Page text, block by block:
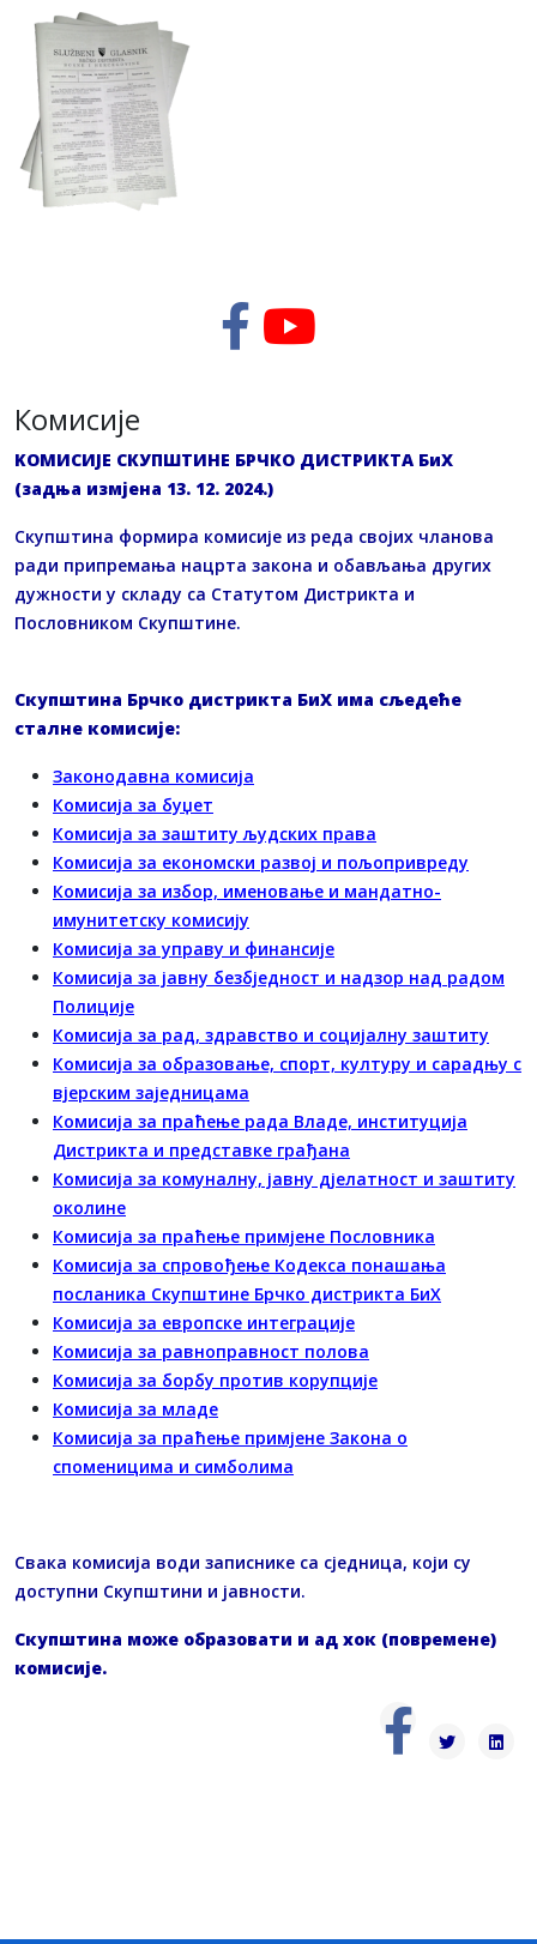
Комисије
KОМИСИЈЕ СКУПШТИНЕ БРЧКО ДИСТРИКТА БиХ
(задња измјена 13. 12. 2024.)
Скупштина формира комисије из реда својих чланова
ради припремања нацрта закона и обављања других
дужности у складу са Статутом Дистрикта и
Пословником Скупштине.
Скупштина Брчко дистрикта БиХ има сљедеће
сталне комисије:
Законодавнa комисијa
Комисија за буџет
Комисија за заштиту људских права
Комисија за економски развој и пољопривреду
Комисија за избор, именовање и мандатно-
имунитетску комисију
Комисија за управу и финансије
Комисија за јавну безбједност и надзор над радом
Полиције
Комисија за рад, здравство и социјалну заштиту
Комисија за образовање, спорт, културу и сарадњу с
вјерским заједницама
Комисија за праћење рада Владе, институција
Дистрикта и представке грађана
Комисија за комуналну, јавну дјелатност и заштиту
околине
Комисија за праћење примјене Пословника
Комисија за спровођење Кодекса понашања
посланика Скупштине Брчко дистрикта БиХ
Комисија за европске интеграције
Комисија за равноправност полова
Комисија за борбу против корупције
Комисија за младе
Комисија за праћење примјене Закона о
споменицима и симболима
Свака комисија води записнике са сједница, који су
доступни Скупштини и јавности.
Скупштина може образовати и ад хок (повремене)
комисије.